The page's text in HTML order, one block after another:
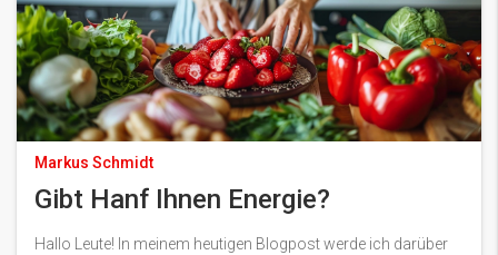
Markus Schmidt
Gibt Hanf Ihnen Energie?
Hallo Leute! In meinem heutigen Blogpost werde ich darüber